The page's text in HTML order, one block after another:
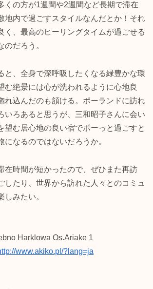
くの方が1週間や2週間など長期で滞在
地内で過ごすスタイルなんだとか！それ
く、最高のヒーリングタイムが過ごせる
のだろう。
と、全身で深呼吸したくなる緑豊かな環
む絶景には心が洗われるように心地良
れ込んだのも頷ける。ポーランドに訪れ
いろあると思うが、三和昭子さんに会い
望む居心地の良い宿でボーっと過ごすと
になるのではないだろうか。
在時間が短かったので、ぜひまた再訪
したり、世界から訪れた人々とのコミュ
しみたい。
Harklowa Os.Ariake 1
www.akiko.pl/?lang=ja